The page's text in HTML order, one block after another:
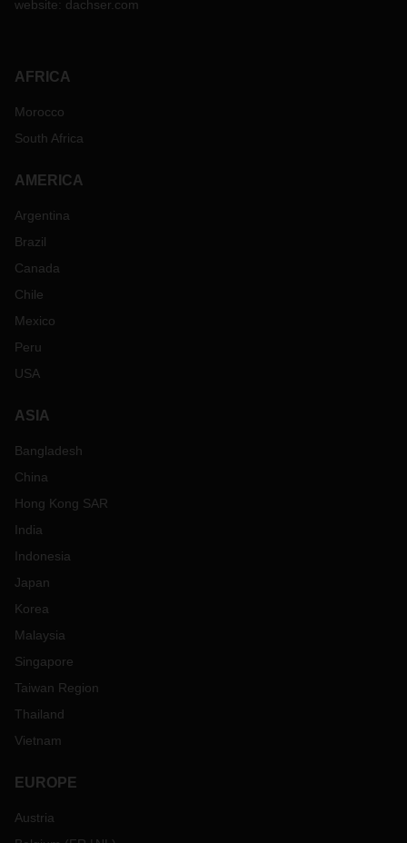
website: dachser.com
AFRICA
Morocco
South Africa
AMERICA
Argentina
Brazil
Canada
Chile
Mexico
Peru
USA
ASIA
Bangladesh
China
Hong Kong SAR
India
Indonesia
Japan
Korea
Malaysia
Singapore
Taiwan Region
Thailand
Vietnam
EUROPE
Austria